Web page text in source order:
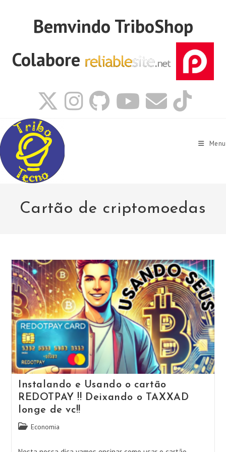
Bemvindo TriboShop
Colabore
Menu
Cartão de criptomoedas
Instalando e Usando o cartão
REDOTPAY !! Deixando o TAXXAD
longe de vc!!
Categoria
post:
Economia